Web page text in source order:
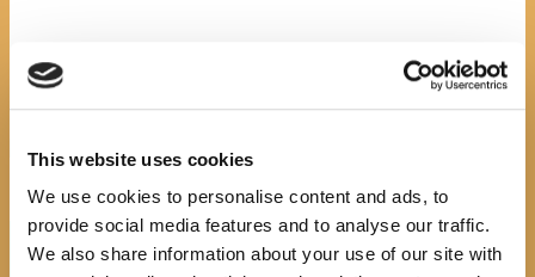
This website uses cookies
We use cookies to personalise content and ads, to
provide social media features and to analyse our traffic.
We also share information about your use of our site with
dv gradac 1.2.
Next item
Search